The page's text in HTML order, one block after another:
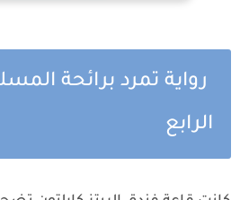
رواية تمرد برائحة
الرابع